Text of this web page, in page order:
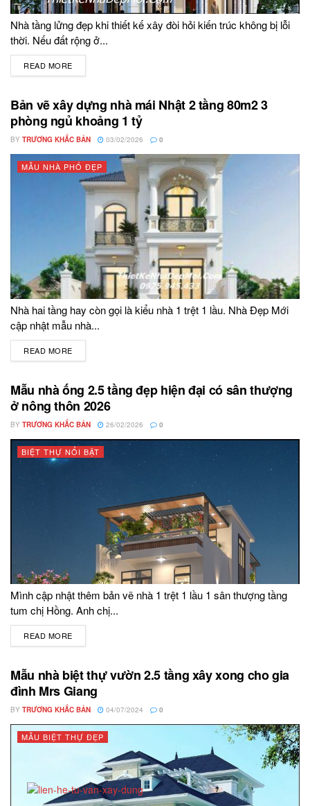
Nhà tầng lửng đẹp khi thiết kế xây đòi hỏi kiến trúc không bị lỗi
thời. Nếu đất rộng ở...
READ MORE
Bản vẽ xây dựng nhà mái Nhật 2 tầng 80m2 3
phòng ngủ khoảng 1 tỷ
BY TRƯƠNG KHẮC BẢN 03/02/2026 0
MẪU NHÀ PHỐ ĐẸP
Nhà hai tầng hay còn gọi là kiểu nhà 1 trệt 1 lầu. Nhà Đẹp Mới
cập nhật mẫu nhà...
READ MORE
Mẫu nhà ống 2.5 tầng đẹp hiện đại có sân thượng
ở nông thôn 2026
BY TRƯƠNG KHẮC BẢN 26/02/2026 0
BIỆT THỰ NỔI BẬT
Mình cập nhật thêm bản vẽ nhà 1 trệt 1 lầu 1 sân thượng tầng
tum chị Hồng. Anh chị...
READ MORE
Mẫu nhà biệt thự vườn 2.5 tầng xây xong cho gia
đình Mrs Giang
BY TRƯƠNG KHẮC BẢN 04/07/2024 0
MẪU BIỆT THỰ ĐẸP